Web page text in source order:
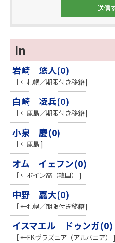
In
岩崎 悠人(0)
［ ←札幌／期限付き移籍 ]
白崎 凌兵(0)
［ ←鹿島／期限付き移籍 ]
小泉 慶(0)
［ ←鹿島 ]
オム イェフン(0)
［ ←ボイン高（韓国） ]
中野 嘉大(0)
［ ←札幌／期限付き移籍 ]
イスマエル ドゥンガ(0)
［ ←FKヴラズニア（アルバニア） ]